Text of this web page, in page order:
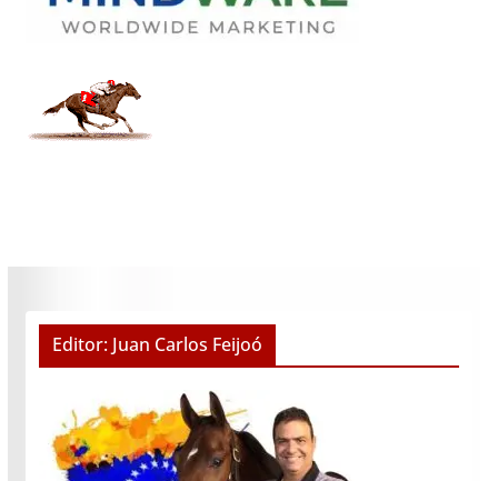
Editor: Juan Carlos Feijoó